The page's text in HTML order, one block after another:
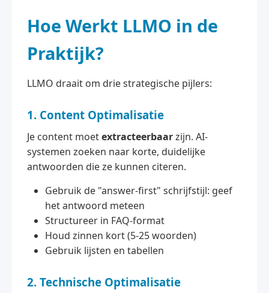
Hoe Werkt LLMO in de
Praktijk?
LLMO draait om drie strategische pijlers:
1. Content Optimalisatie
Je content moetextracteerbaarzijn. AI-
systemen zoeken naar korte, duidelijke
antwoorden die ze kunnen citeren.
Gebruik de "answer-first" schrijfstijl: geef
het antwoord meteen
Structureer in FAQ-format
Houd zinnen kort (5-25 woorden)
Gebruik lijsten en tabellen
2. Technische Optimalisatie